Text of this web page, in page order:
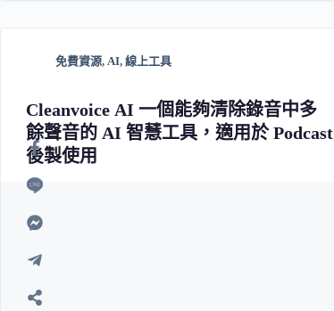
免費資源, AI, 線上工具
Cleanvoice AI 一個能夠清除錄音中多
餘聲音的 AI 智慧工具，適用於 Podcast
後製使用